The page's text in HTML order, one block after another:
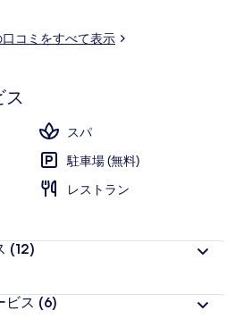
口コミをすべて表示
ス
スパ
駐車場 (無料)
レストラン
(12)
ビス (6)